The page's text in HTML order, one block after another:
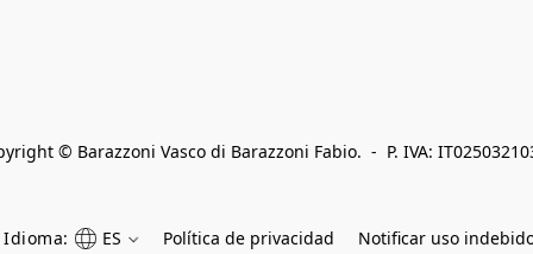
© Barazzoni Vasco di Barazzoni Fabio.  -  P. IVA:
Idioma: ES Política de privacidad Notificar uso